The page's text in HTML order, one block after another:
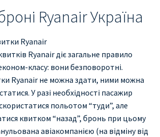
Ryanair Україна
Ryanair
Ryanair діє загальне правило
класу: вони безповоротні.
Ryanair не можна здати, ними можна
У разі необхідності пасажир
польотом “туди”, але
квитком “назад”, бронь при цьому
авіакомпанією (на відміну від